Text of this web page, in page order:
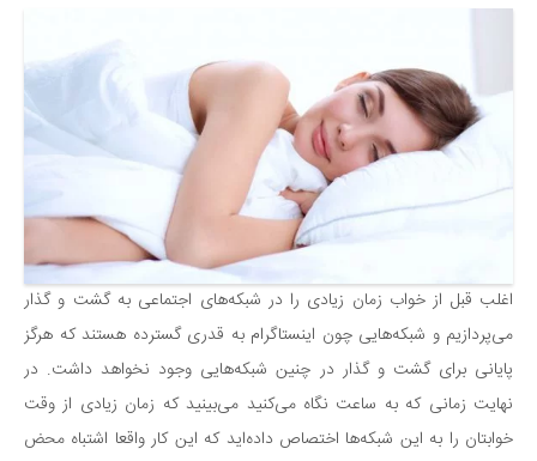
اغلب قبل از خواب زمان زیادی را در شبکه‌های اجتماعی به گشت و گذار
می‌پردازیم و شبکه‌هایی چون اینستاگرام به قدری گسترده هستند که هرگز
پایانی برای گشت و گذار در چنین شبکه‌هایی وجود نخواهد داشت. در
نهایت زمانی که به ساعت نگاه می‌کنید می‌بینید که زمان زیادی از وقت
خوابتان را به این شبکه‌ها اختصاص داده‌اید که این کار واقعا اشتباه محض